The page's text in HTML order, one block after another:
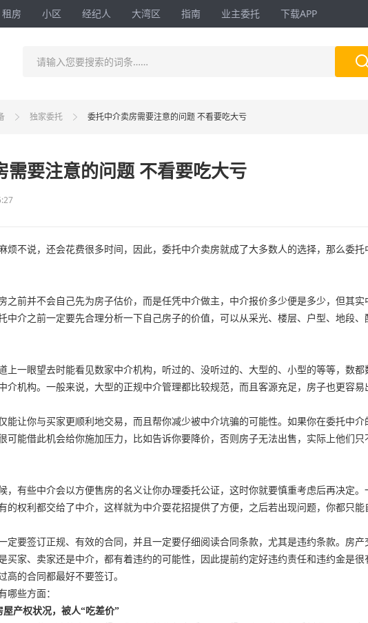
租房 小区 经纪人 大湾区 指南 业主委托 下载APP
请输入您要搜索的词条…… 
独家委托 委托中介卖房需要注意的问题 不看要吃大亏
需要注意的问题 不看要吃大亏
不说，还会花费很多时间，因此，委托中介卖房就成了大多数人的选择，那么委托
前并不会自己先为房子估价，而是任凭中介做主，中介报价多少便是多少，但其实
中介之前一定要先合理分析一下自己房子的价值，可以从采光、楼层、户型、地段
一眼望去时能看见数家中介机构，听过的、没听过的、大型的、小型的等等，数都
介机构。一般来说，大型的正规中介管理都比较规范，而且客源充足，房子也更容易
让你与买家更顺利地交易，而且帮你减少被中介坑骗的可能性。如果你在委托中介
可能借此机会给你施加压力，比如告诉你要降价，否则房子无法出售，实际上他们只
有些中介会以方便售房的名义让你办理委托公证，这时你就要慎重考虑后再决定。
的权利都交给了中介，这样就为中介耍花招提供了方便，之后若出现问题，你都只能
要签订正规、有效的合同，并且一定要仔细阅读合同条款，尤其是违约条款。房产
买家、卖家还是中介，都有着违约的可能性，因此提前约定好违约责任和违约金是
高的合同都最好不要签订。
些方面：
产权状况，被人“吃差价”